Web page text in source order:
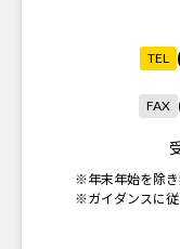
TEL
FAX
※年末年始を除
※ガイダンスに従